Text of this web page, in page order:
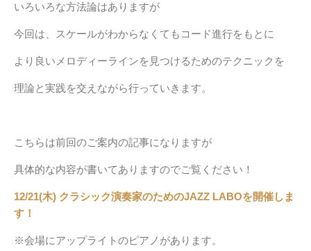
いろいろな方法論はありますが
今回は、スケールがわからなくてもコード進行をもとに
より良いメロディーラインを見つけるためのテクニックを
理論と実践を交えながら行っていきます。
こちらは前回のご案内の記事になりますが
具体的な内容が書いてありますのでご覧ください！
12/21(木) クラシック演奏家のためのJAZZ LABOを開催しま
す！
※会場にアップライトのピアノがあります。